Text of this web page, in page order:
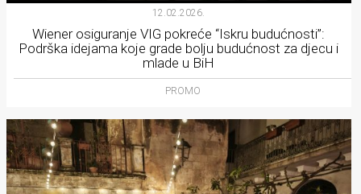
12.02.2026.
Wiener osiguranje VIG pokreće “Iskru budućnosti”:
Podrška idejama koje grade bolju budućnost za djecu i
mlade u BiH
PROMO